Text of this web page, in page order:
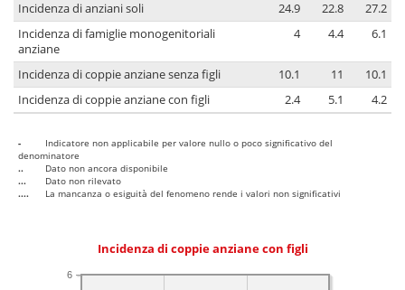
Incidenza di anziani soli 24.9 22.8
27.2
Incidenza di famiglie monogenitoriali
anziane
4 4.4 6.1
Incidenza di coppie anziane senza figli 10.1 11
10.1
Incidenza di coppie anziane con figli
2.4 5.1 4.2
-
Indicatore non applicabile per valore nullo o poco significativo del
denominatore
..
Dato non ancora disponibile
...
Dato non rilevato
....
La mancanza o esiguità del fenomeno rende i valori non significativi
Incidenza di coppie anziane con figli
6